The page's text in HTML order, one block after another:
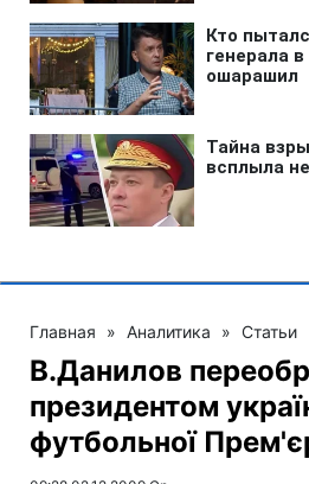
Главная » Аналитика » Статьи
В.Данилов
президентом
футбольної